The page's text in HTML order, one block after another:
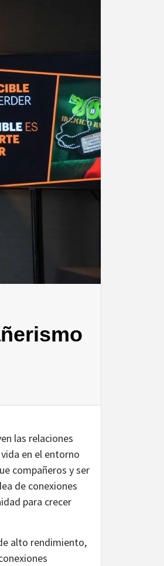
las relaciones
en el entorno
compañeros y ser
de conexiones
para crecer
alto rendimiento,